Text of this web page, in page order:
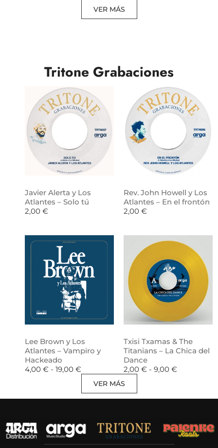
VER MÁS
Tritone Grabaciones
Javier Alerta y Los
Atlantes – Solo tú
2,00 €
Rev. John Howell y Los
Atlantes – En el frontón
2,00 €
Lee Brown y Los
Atlantes – Vampiro y
Hackeado
4,00 € - 19,00 €
Txisi Txamas & The
Titanians – La Chica del
Dance
2,00 € - 9,00 €
VER MÁS